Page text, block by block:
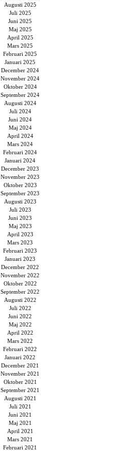
Augusti 2025
Juli 2025
Juni 2025
Maj 2025
April 2025
Mars 2025
Februari 2025
Januari 2025
December 2024
November 2024
Oktober 2024
September 2024
Augusti 2024
Juli 2024
Juni 2024
Maj 2024
April 2024
Mars 2024
Februari 2024
Januari 2024
December 2023
November 2023
Oktober 2023
September 2023
Augusti 2023
Juli 2023
Juni 2023
Maj 2023
April 2023
Mars 2023
Februari 2023
Januari 2023
December 2022
November 2022
Oktober 2022
September 2022
Augusti 2022
Juli 2022
Juni 2022
Maj 2022
April 2022
Mars 2022
Februari 2022
Januari 2022
December 2021
November 2021
Oktober 2021
September 2021
Augusti 2021
Juli 2021
Juni 2021
Maj 2021
April 2021
Mars 2021
Februari 2021